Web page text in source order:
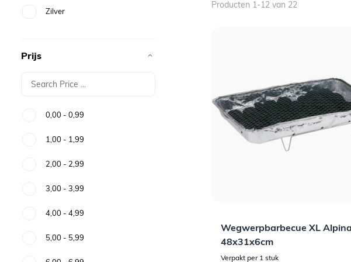
Zilver
Prijs
0,00 - 0,99
1,00 - 1,99
2,00 - 2,99
3,00 - 3,99
4,00 - 4,99
5,00 - 5,99
Producten 1-12 van 22
Wegwerpbarbecue XL
48x31x6cm
Verpakt per 1 stuk